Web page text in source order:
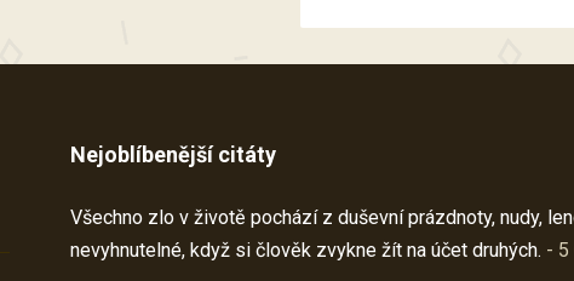
Nejoblíbenější citáty
Všechno zlo v životě pochází z duševní prázdnoty, nudy,
nevyhnutelné, když si člověk zvykne žít na účet druhých. - 5